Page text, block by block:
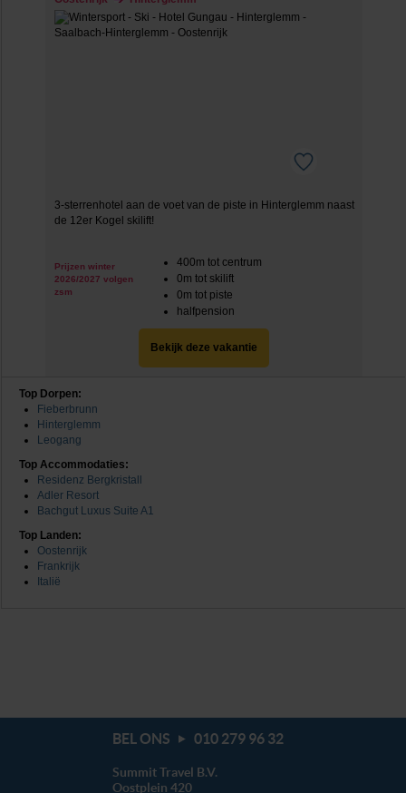
We werken samen met20 derdendie uw gegevens
kunnen ontvangen en verwerken.
3-sterrenhotel aan de voet van de piste in Hinterglemm naast
de 12er Kogel skilift!
Prijzen winter
2026/2027 volgen
zsm
400m tot centrum
0m tot skilift
0m tot piste
halfpension
Bekijk deze vakantie
Top Dorpen:
Fieberbrunn
Hinterglemm
Leogang
Top Accommodaties:
Residenz Bergkristall
Adler Resort
Bachgut Luxus Suite A1
Top Landen:
Oostenrijk
Frankrijk
Italië
BEL ONS 010 279 96 32
Summit Travel B.V.
Oostplein 420